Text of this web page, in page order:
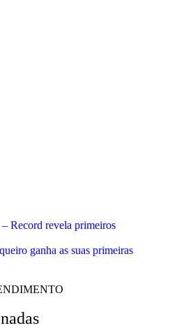
Record revela primeiros
ganha as suas primeiras